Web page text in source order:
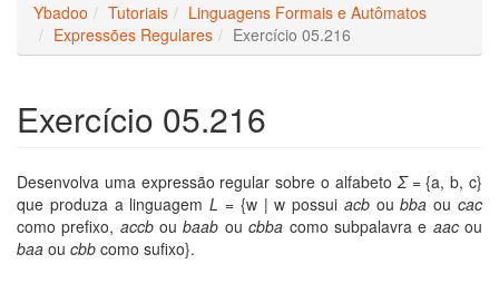
Ybadoo Tutoriais
Linguagens Formais e Autômatos
Expressões Regulares
Exercício 05.216
Exercício 05.216
Desenvolva uma expressão regular sobre o alfabetoΣ= {a, b, c}
que produza a linguagemL = {w | w possui acboubba oucac
como prefixo, accboubaab oucbba como subpalavra e aacou
baa ou cbb como sufixo}.